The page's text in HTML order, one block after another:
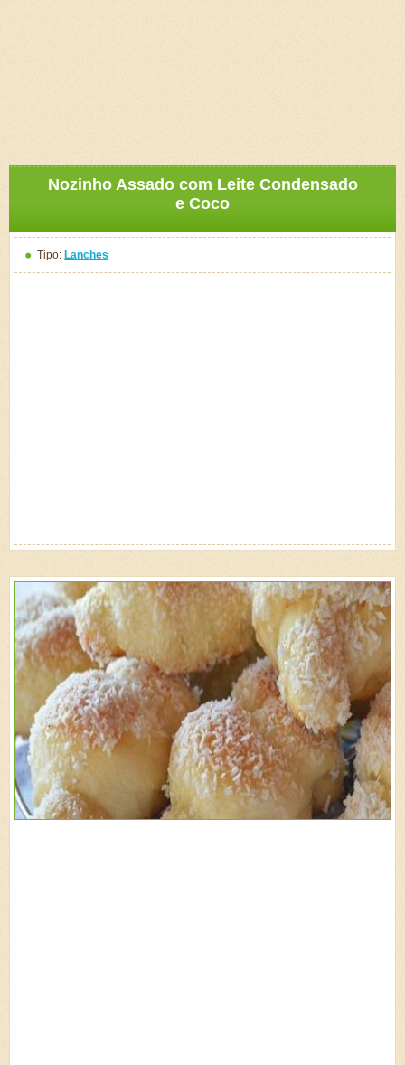
Nozinho Assado com Leite Condensado
e Coco
Tipo: Lanches